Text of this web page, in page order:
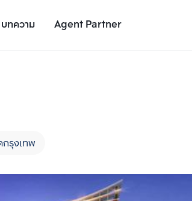
บทความ Agent Partner
รายละเอียดโครงการ
รุงเทพ